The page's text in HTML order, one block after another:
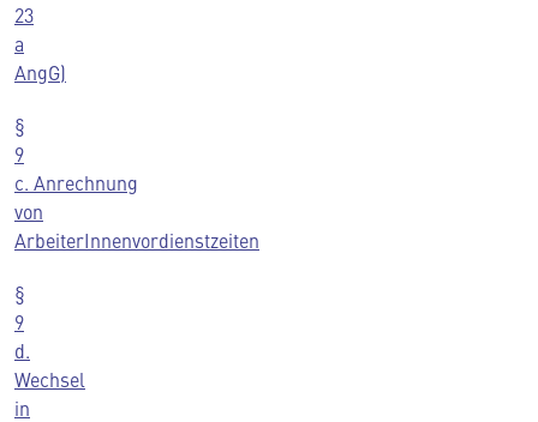
23
a
AngG)
§
9
c. Anrechnung
von
ArbeiterInnenvordienstzeiten
§
9
d.
Wechsel
in